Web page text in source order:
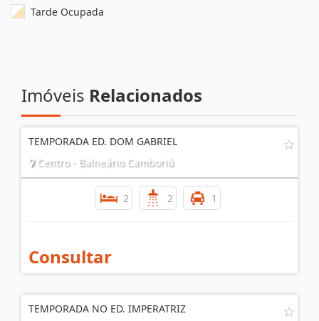
Tarde Ocupada
Imóveis Relacionados
TEMPORADA ED. DOM GABRIEL
Centro - Balneário Camboriú
2 2 1
Consultar
TEMPORADA NO ED. IMPERATRIZ